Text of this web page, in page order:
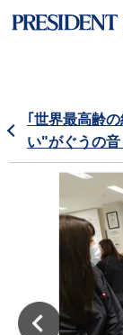
｢世界最高齢
い"がぐうの音